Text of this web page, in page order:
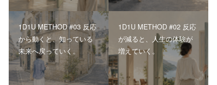
1D1U METHOD #03 反応
から動くと、知っている
未来へ戻っていく。
1D1U METHOD #02 反応
が減ると、人生の体験が
増えていく。